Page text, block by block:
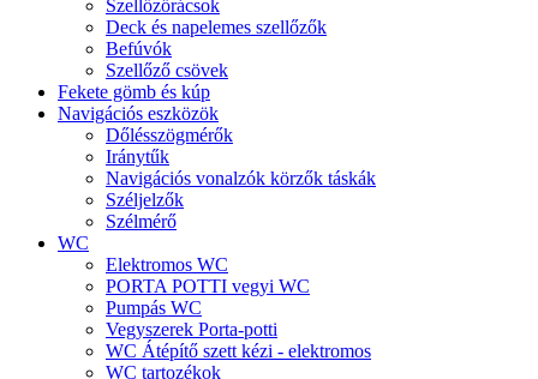
Szellőzőrácsok
Deck és napelemes szellőzők
Befúvók
Szellőző csövek
Fekete gömb és kúp
Navigációs eszközök
Dőlésszögmérők
Iránytűk
Navigációs vonalzók körzők táskák
Széljelzők
Szélmérő
WC
Elektromos WC
PORTA POTTI vegyi WC
Pumpás WC
Vegyszerek Porta-potti
WC Átépítő szett kézi - elektromos
WC tartozékok